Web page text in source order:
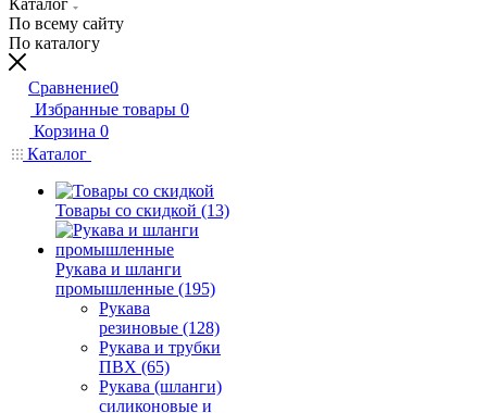
Каталог
По всему сайту
По каталогу
Сравнение0
Избранные товары 0
Корзина 0
Каталог
Товары со скидкой (13)
Рукава и шланги
промышленные (195)
Рукава
резиновые (128)
Рукава и трубки
ПВХ (65)
Рукава (шланги)
силиконовые и